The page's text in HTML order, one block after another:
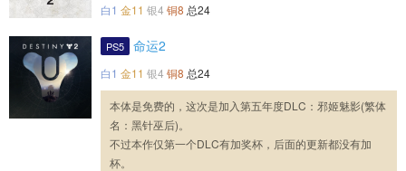
白1 金11 银4 铜8 总24
PS5 命运2
白1 金11 银4 铜8 总24
本体是免费的，这次是加入第五年度DLC：邪姬魅影(繁体
名：黑针巫后)。
不过本作仅第一个DLC有加奖杯，后面的更新都没有加
杯。